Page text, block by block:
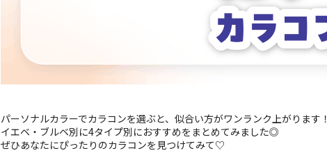
パーソナルカラーでカラコンを選ぶと、似合い方がワンランク上がります！
イエベ・ブルベ別に4タイプ別におすすめをまとめてみました◎
ぜひあなたにぴったりのカラコンを見つけてみて♡